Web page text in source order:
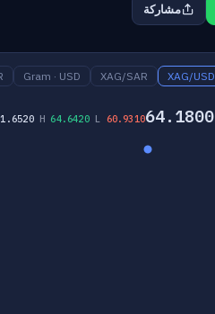
مشاركة
XAG/USD
XAG/SAR
Gram · USD
64.1800
H 64.6420 L 60.9310